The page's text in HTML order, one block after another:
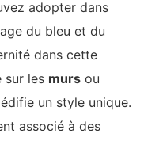
adopter dans
du bleu et du
dans cette
sur les murs ou
un style unique.
associé à des